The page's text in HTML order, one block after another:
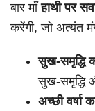
बार माँहाथी पर
करेंगी, जो अत्यंत
सुख-समृद्धि
सुख-समृद्धि
अच्छी वर्षा